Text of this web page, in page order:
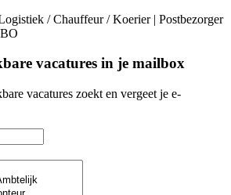
/ Chauffeur / Koerier | Postbezorger
vacatures in je mailbox
vacatures zoekt en vergeet je e-